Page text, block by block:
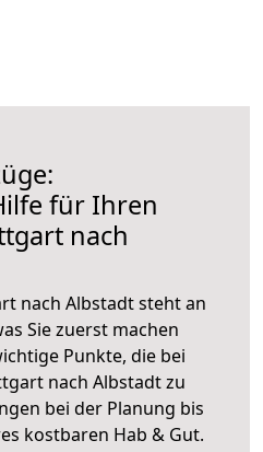
für Ihren
nach
nach Albstadt steht an
Sie zuerst machen
Punkte, die bei
nach Albstadt zu
bei der Planung bis
kostbaren Hab & Gut.